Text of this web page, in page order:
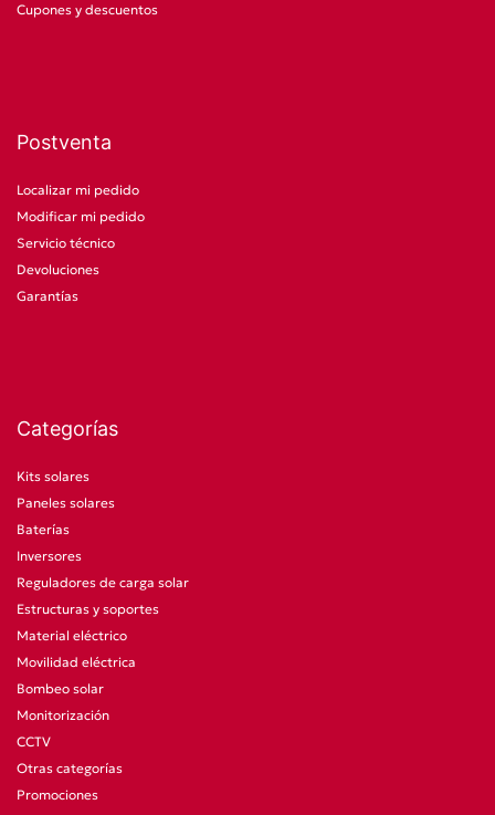
Cupones y descuentos
Postventa
Localizar mi pedido
Modificar mi pedido
Servicio técnico
Devoluciones
Garantías
Categorías
Kits solares
Paneles solares
Baterías
Inversores
Reguladores de carga solar
Estructuras y soportes
Material eléctrico
Movilidad eléctrica
Bombeo solar
Monitorización
CCTV
Otras categorías
Promociones